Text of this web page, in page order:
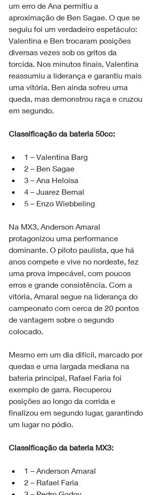
um erro de Ana permitiu a
aproximação de Ben Sagae. O que se
seguiu foi um verdadeiro espetáculo:
Valentina e Ben trocaram posições
diversas vezes sob os gritos da
torcida. Nos minutos finais, Valentina
reassumiu a liderança e garantiu mais
uma vitória. Ben ainda sofreu uma
queda, mas demonstrou raça e cruzou
em segundo.
Classificação da bateria 50cc:
1 – Valentina Barg
2 – Ben Sagae
3 – Ana Heloísa
4 – Juarez Bernal
5 – Enzo Wiebbeling
Na MX3, Anderson Amaral
protagonizou uma performance
dominante. O piloto paulista, que há
anos compete e vive no nordeste, fez
uma prova impecável, com poucos
erros e grande consistência. Com a
vitória, Amaral segue na liderança do
campeonato com cerca de 20 pontos
de vantagem sobre o segundo
colocado.
Mesmo em um dia difícil, marcado por
quedas e uma largada mediana na
bateria principal, Rafael Faria foi
exemplo de garra. Recuperou
posições ao longo da corrida e
finalizou em segundo lugar, garantindo
um lugar no pódio.
Classificação da bateria MX3:
1 – Anderson Amaral
2 – Rafael Faria